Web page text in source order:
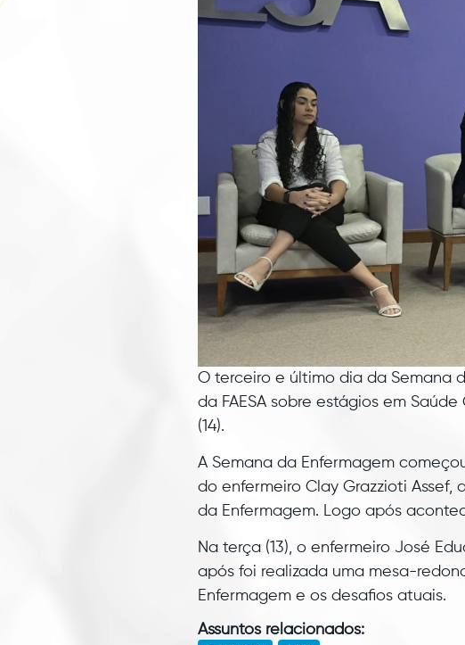
O terceiro e último dia da Semana
da FAESA sobre estágios em
(14).
A Semana da Enfermagem
do enfermeiro Clay Grazzioti
da Enfermagem. Logo após
Na terça (13), o enfermeiro José
após foi realizada uma mesa-
Enfermagem e os desafios atuais.
Assuntos relacionados: